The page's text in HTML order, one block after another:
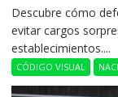
Descubre cómo
evitar cargos
establecimientos....
CÓDIGO VISUAL